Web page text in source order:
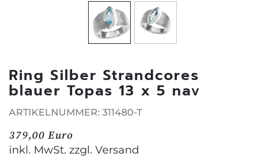
Ring Silber Strandcores
blauer Topas 13 x 5 nav
ARTIKELNUMMER: 311480-T
379,00 Euro
inkl. MwSt. zzgl. Versand